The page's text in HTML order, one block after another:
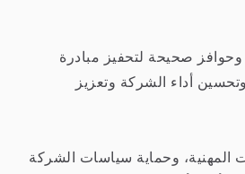
وحوافز صحيحة لتحفيز مبادرة
أداء الشركة وتعزيز
المهنية، وحماية سياسات الشركة